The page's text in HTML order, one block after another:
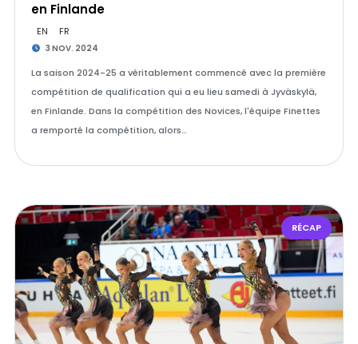
en Finlande
EN FR
3 NOV. 2024
La saison 2024-25 a véritablement commencé avec la première
compétition de qualification qui a eu lieu samedi à Jyväskylä,
en Finlande. Dans la compétition des Novices, l'équipe Finettes
a remporté la compétition, alors…
RÉCAP